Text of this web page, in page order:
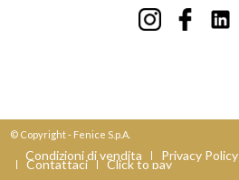
© Copyright - Fenice S.p.A.
Condizioni di vendita Privacy Policy
Contattaci Click to pay